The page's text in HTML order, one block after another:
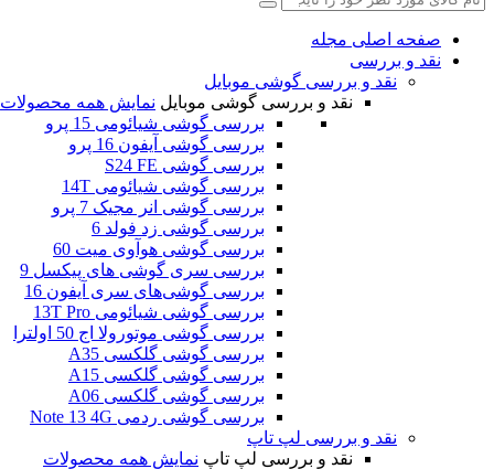
صفحه اصلی مجله
نقد و بررسی
نقد و بررسی گوشی موبایل
نقد و بررسی گوشی موبایل نمایش همه محصولات
بررسی گوشی شیائومی 15 پرو
بررسی گوشی آیفون 16 پرو
بررسی گوشی S24 FE
بررسی گوشی شیائومی 14T
بررسی گوشی انر مجیک 7 پرو
بررسی گوشی زد فولد 6
بررسی گوشی هوآوی میت 60
بررسی سری گوشی های پیکسل 9
بررسی گوشی‌های سری آیفون 16
بررسی گوشی شیائومی 13T Pro
بررسی گوشی موتورولا اج 50 اولترا
بررسی گوشی گلکسی A35
بررسی گوشی گلکسی A15
بررسی گوشی گلکسی A06
بررسی گوشی ردمی Note 13 4G
نقد و بررسی لپ تاپ
نقد و بررسی لپ تاپ نمایش همه محصولات